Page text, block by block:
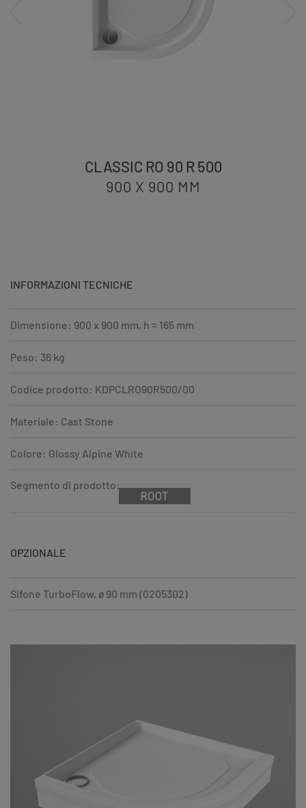
CLASSIC RO 90 R 500
900 X 900 MM
INFORMAZIONI TECNICHE
Dimensione: 900 x 900 mm, h = 165 mm
Peso: 36 kg
Codice prodotto: KDPCLRO90R500/00
Materiale: Cast Stone
Colore: Glossy Alpine White
Segmento di prodotto:
OPZIONALE
Sifone TurboFlow, ø 90 mm (0205302)